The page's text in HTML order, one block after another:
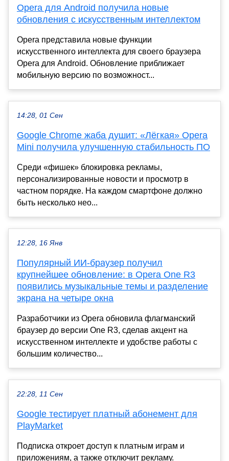
Opera для Android получила новые
обновления с искусственным интеллектом
Opera представила новые функции
искусственного интеллекта для своего браузера
Opera для Android. Обновление приближает
мобильную версию по возможност...
14:28, 01 Сен
Google Chrome жаба душит: «Лёгкая» Opera
Mini получила улучшенную стабильность ПО
Среди «фишек» блокировка рекламы,
персонализированные новости и просмотр в
частном порядке. На каждом смартфоне должно
быть несколько нео...
12:28, 16 Янв
Популярный ИИ-браузер получил
крупнейшее обновление: в Opera One R3
появились музыкальные темы и разделение
экрана на четыре окна
Разработчики из Opera обновила флагманский
браузер до версии One R3, сделав акцент на
искусственном интеллекте и удобстве работы с
большим количество...
22:28, 11 Сен
Google тестирует платный абонемент для
PlayMarket
Подписка откроет доступ к платным играм и
приложениям, а также отключит рекламу.